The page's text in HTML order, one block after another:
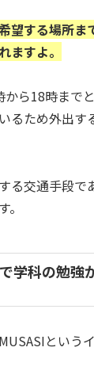
望する場所ま
ますよ。
ら18時まで
るため外出す
る交通手段で
学科の勉強
という